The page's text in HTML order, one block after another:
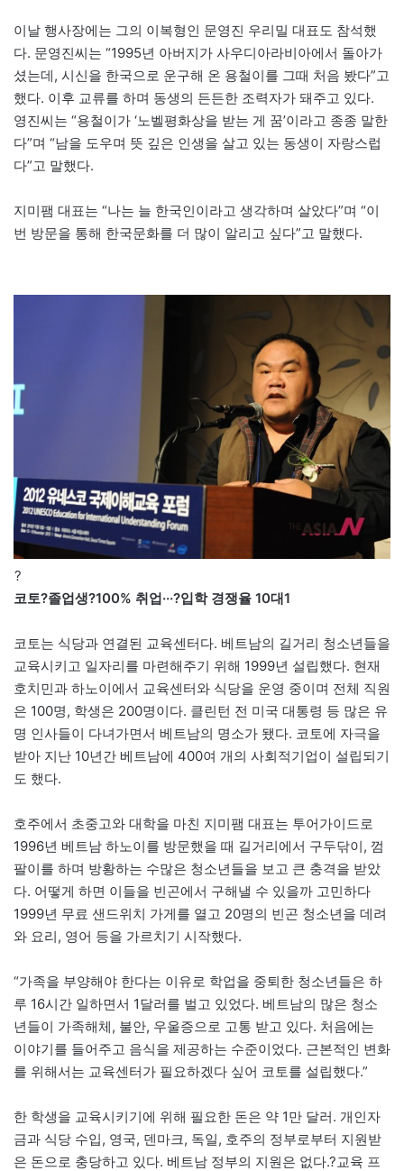
이날 행사장에는 그의 이복형인 문영진 우리밀 대표도 참석했
다. 문영진씨는 “1995년 아버지가 사우디아라비아에서 돌아가
셨는데, 시신을 한국으로 운구해 온 용철이를 그때 처음 봤다”고
했다. 이후 교류를 하며 동생의 든든한 조력자가 돼주고 있다.
영진씨는 “용철이가 ‘노벨평화상을 받는 게 꿈’이라고 종종 말한
다”며 “남을 도우며 뜻 깊은 인생을 살고 있는 동생이 자랑스럽
다”고 말했다.
지미팸 대표는 “나는 늘 한국인이라고 생각하며 살았다”며 “이
번 방문을 통해 한국문화를 더 많이 알리고 싶다”고 말했다.
?
코토?졸업생?100% 취업···?입학 경쟁율 10대1
코토는 식당과 연결된 교육센터다. 베트남의 길거리 청소년들을
교육시키고 일자리를 마련해주기 위해 1999년 설립했다. 현재
호치민과 하노이에서 교육센터와 식당을 운영 중이며 전체 직원
은 100명, 학생은 200명이다. 클린턴 전 미국 대통령 등 많은 유
명 인사들이 다녀가면서 베트남의 명소가 됐다. 코토에 자극을
받아 지난 10년간 베트남에 400여 개의 사회적기업이 설립되기
도 했다.
호주에서 초중고와 대학을 마친 지미팸 대표는 투어가이드로
1996년 베트남 하노이를 방문했을 때 길거리에서 구두닦이, 껌
팔이를 하며 방황하는 수많은 청소년들을 보고 큰 충격을 받았
다. 어떻게 하면 이들을 빈곤에서 구해낼 수 있을까 고민하다
1999년 무료 샌드위치 가게를 열고 20명의 빈곤 청소년을 데려
와 요리, 영어 등을 가르치기 시작했다.
“가족을 부양해야 한다는 이유로 학업을 중퇴한 청소년들은 하
루 16시간 일하면서 1달러를 벌고 있었다. 베트남의 많은 청소
년들이 가족해체, 불안, 우울증으로 고통 받고 있다. 처음에는
이야기를 들어주고 음식을 제공하는 수준이었다. 근본적인 변화
를 위해서는 교육센터가 필요하겠다 싶어 코토를 설립했다.”
한 학생을 교육시키기에 위해 필요한 돈은 약 1만 달러. 개인자
금과 식당 수입, 영국, 덴마크, 독일, 호주의 정부로부터 지원받
은 돈으로 충당하고 있다. 베트남 정부의 지원은 없다.?교육 프